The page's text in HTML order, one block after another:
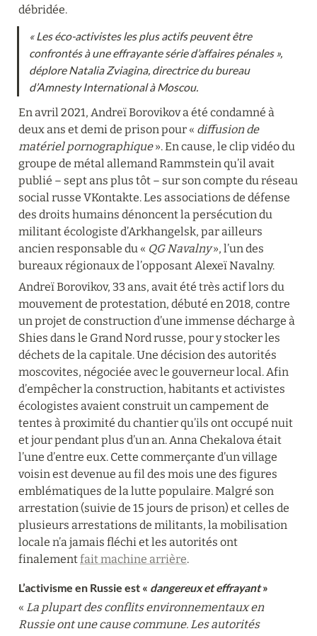
débridée.
« Les éco-activistes les plus actifs peuvent être
confrontés à une effrayante série d’affaires pénales »,
déplore Natalia Zviagina, directrice du bureau
d’Amnesty International à Moscou.
En avril 2021, Andreï Borovikov a été condamné à
deux ans et demi de prison pour « diffusion de
matériel pornographique ». En cause, le clip vidéo du
groupe de métal allemand Rammstein qu’il avait
publié – sept ans plus tôt – sur son compte du réseau
social russe VKontakte. Les associations de défense
des droits humains dénoncent la persécution du
militant écologiste d’Arkhangelsk, par ailleurs
ancien responsable du « QG Navalny », l’un des
bureaux régionaux de l’opposant Alexeï Navalny.
Andreï Borovikov, 33 ans, avait été très actif lors du
mouvement de protestation, débuté en 2018, contre
un projet de construction d’une immense décharge à
Shies dans le Grand Nord russe, pour y stocker les
déchets de la capitale. Une décision des autorités
moscovites, négociée avec le gouverneur local. Afin
d’empêcher la construction, habitants et activistes
écologistes avaient construit un campement de
tentes à proximité du chantier qu’ils ont occupé nuit
et jour pendant plus d’un an. Anna Chekalova était
l’une d’entre eux. Cette commerçante d’un village
voisin est devenue au fil des mois une des figures
emblématiques de la lutte populaire. Malgré son
arrestation (suivie de 15 jours de prison) et celles de
plusieurs arrestations de militants, la mobilisation
locale n’a jamais fléchi et les autorités ont
finalement fait machine arrière.
L’activisme en Russie est « dangereux et effrayant »
« La plupart des conflits environnementaux en
Russie ont une cause commune. Les autorités